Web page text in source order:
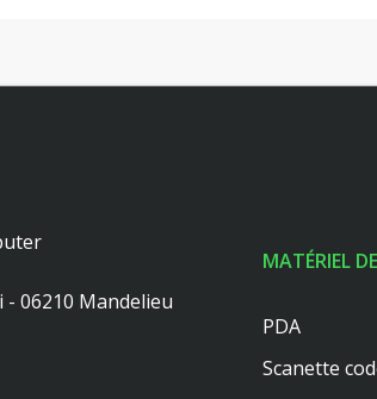
- 06210 Mandelieu
MATÉRIEL
PDA
Scanette